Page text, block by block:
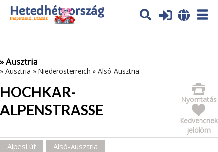
Az oldal sütiket (cookies) használ. További tájékoztatás itt:
Adatvédelmi tájékoztató
» Ausztria
» Ausztria » Niederösterreich » Alsó-Ausztria
HOCHKAR-
ALPENSTRASSE
Nyomtatás
Kedvencnek
jelölöm
Alpesi út Alsó-Ausztria